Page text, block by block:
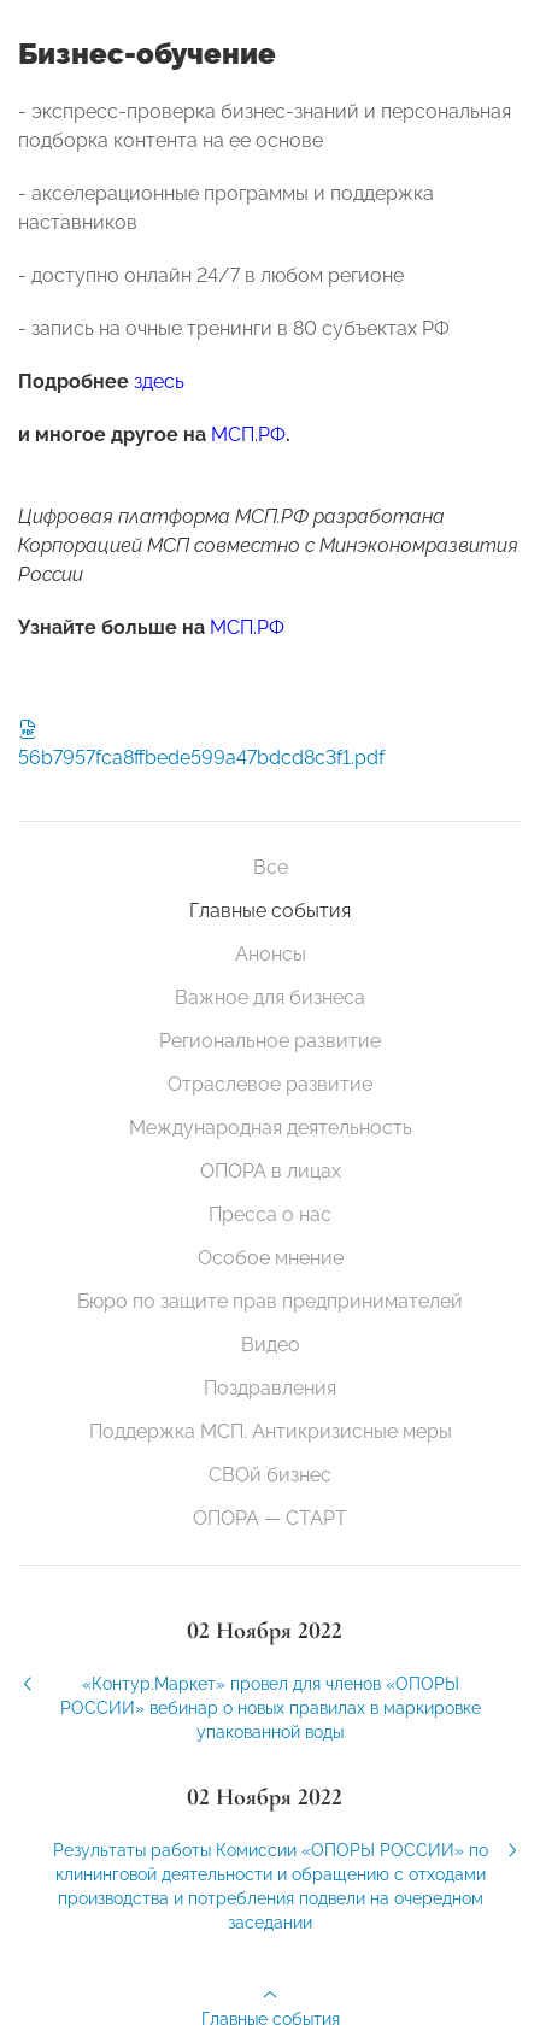
Бизнес-обучение
- экспресс-проверка бизнес-знаний и персональная
подборка контента на ее основе
- акселерационные программы и поддержка
наставников
- доступно онлайн 24/7 в любом регионе
- запись на очные тренинги в 80 субъектах РФ
Подробнее здесь
и многое другое на МСП.РФ.
Цифровая платформа МСП.РФ разработана
Корпорацией МСП совместно с Минэкономразвития
России
Узнайте больше на МСП.РФ
56b7957fca8ffbede599a47bdcd8c3f1.pdf
Все
Главные события
Анонсы
Важное для бизнеса
Региональное развитие
Отраслевое развитие
Международная деятельность
ОПОРА в лицах
Пресса о нас
Особое мнение
Бюро по защите прав предпринимателей
Видео
Поздравления
Поддержка МСП. Антикризисные меры
СВОй бизнес
ОПОРА — СТАРТ
02 Ноября 2022
«Контур.Маркет» провел для членов «ОПОРЫ
РОССИИ» вебинар о новых правилах в маркировке
упакованной воды
02 Ноября 2022
Результаты работы Комиссии «ОПОРЫ РОССИИ» по
клининговой деятельности и обращению с отходами
производства и потребления подвели на очередном
заседании
Главные события